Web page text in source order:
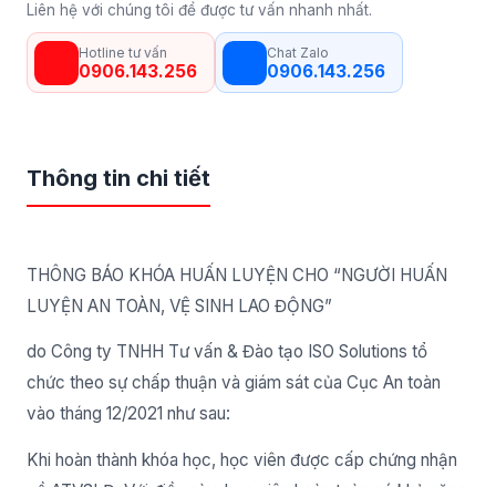
Liên hệ với chúng tôi để được tư vấn nhanh nhất.
Hotline tư vấn
0906.143.256
Chat Zalo
0906.143.256
Thông tin chi tiết
THÔNG BÁO KHÓA HUẤN LUYỆN CHO “NGƯỜI HUẤN
LUYỆN AN TOÀN, VỆ SINH LAO ĐỘNG”
do Công ty TNHH Tư vấn & Đào tạo ISO Solutions tổ
chức theo sự chấp thuận và giám sát của Cục An toàn
vào tháng 12/2021 như sau:
Khi hoàn thành khóa học, học viên được cấp chứng nhận